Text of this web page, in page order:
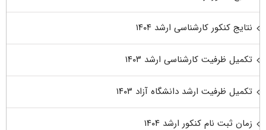
نتایج کنکور کارشناسی ارشد ۱۴۰۴
تکمیل ظرفیت کارشناسی ارشد ۱۴۰۳
تکمیل ظرفیت ارشد دانشگاه آزاد ۱۴۰۳
زمان ثبت نام کنکور ارشد ۱۴۰۴